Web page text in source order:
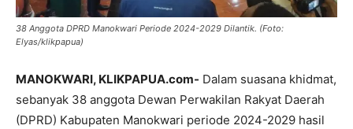
38 Anggota DPRD Manokwari Periode 2024-2029 Dilantik. (Foto:
Elyas/klikpapua)
MANOKWARI, KLIKPAPUA.com- Dalam suasana khidmat,
sebanyak 38 anggota Dewan Perwakilan Rakyat Daerah
(DPRD) Kabupaten Manokwari periode 2024-2029 hasil